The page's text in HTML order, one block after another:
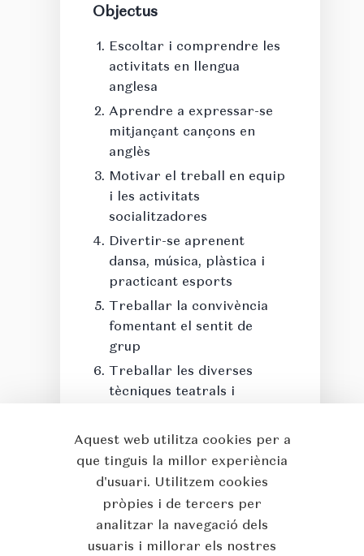
Objectus
Escoltar i comprendre les
activitats en llengua
anglesa
Aprendre a expressar-se
mitjançant cançons en
anglès
Motivar el treball en equip
i les activitats
socialitzadores
Divertir-se aprenent
dansa, música, plàstica i
practicant esports
Treballar la convivència
fomentant el sentit de
grup
Treballar les diverses
tècniques teatrals i
INSCRIPCIONES
Aquest web utilitza cookies per a
que tinguis la millor experiència
d'usuari. Utilitzem cookies
pròpies i de tercers per
analitzar la navegació dels
usuaris i millorar els nostres